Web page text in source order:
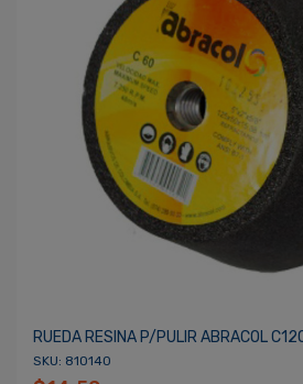
RUEDA RESINA P/PULIR ABRACOL
SKU: 810140